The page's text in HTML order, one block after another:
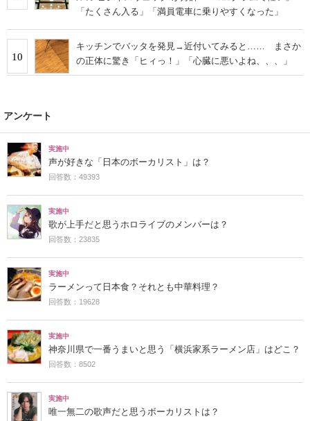
「たくさん入る」「満員電車に乗りやすくなった」
10
キッチンでバッタを発見→近付いてみると…… まさか
の正体に驚き「ヒィっ！」「心臓に悪いよね、、、」
アンケート
実施中
声が好きな「日本のボーカリスト」は？
回答数：49393
実施中
歌が上手だと思うホロライブのメンバーは？
回答数：23835
実施中
ラーメンって日本食？それとも中華料理？
回答数：19628
実施中
神奈川県で一番うまいと思う「横浜家系ラーメン店」はどこ？
回答数：8502
実施中
唯一無二の歌声だと思うボーカリストは？